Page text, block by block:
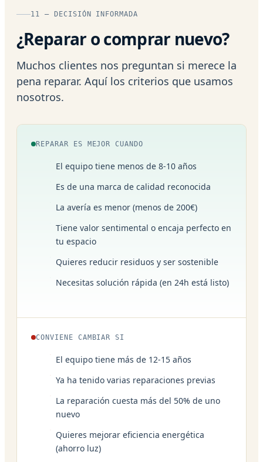
11 — DECISIÓN INFORMADA
¿Reparar o comprar nuevo?
Muchos clientes nos preguntan si merece la
pena reparar. Aquí los criterios que usamos
nosotros.
REPARAR ES MEJOR CUANDO
El equipo tiene menos de 8-10 años
Es de una marca de calidad reconocida
La avería es menor (menos de 200€)
Tiene valor sentimental o encaja perfecto en
tu espacio
Quieres reducir residuos y ser sostenible
Necesitas solución rápida (en 24h está listo)
CONVIENE CAMBIAR SI
El equipo tiene más de 12-15 años
Ya ha tenido varias reparaciones previas
La reparación cuesta más del 50% de uno
nuevo
Quieres mejorar eficiencia energética
(ahorro luz)